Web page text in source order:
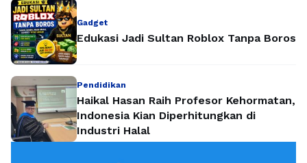
Gadget
Edukasi Jadi Sultan Roblox Tanpa Boros
Pendidikan
Haikal Hasan Raih Profesor Kehormatan,
Indonesia Kian Diperhitungkan di
Industri Halal